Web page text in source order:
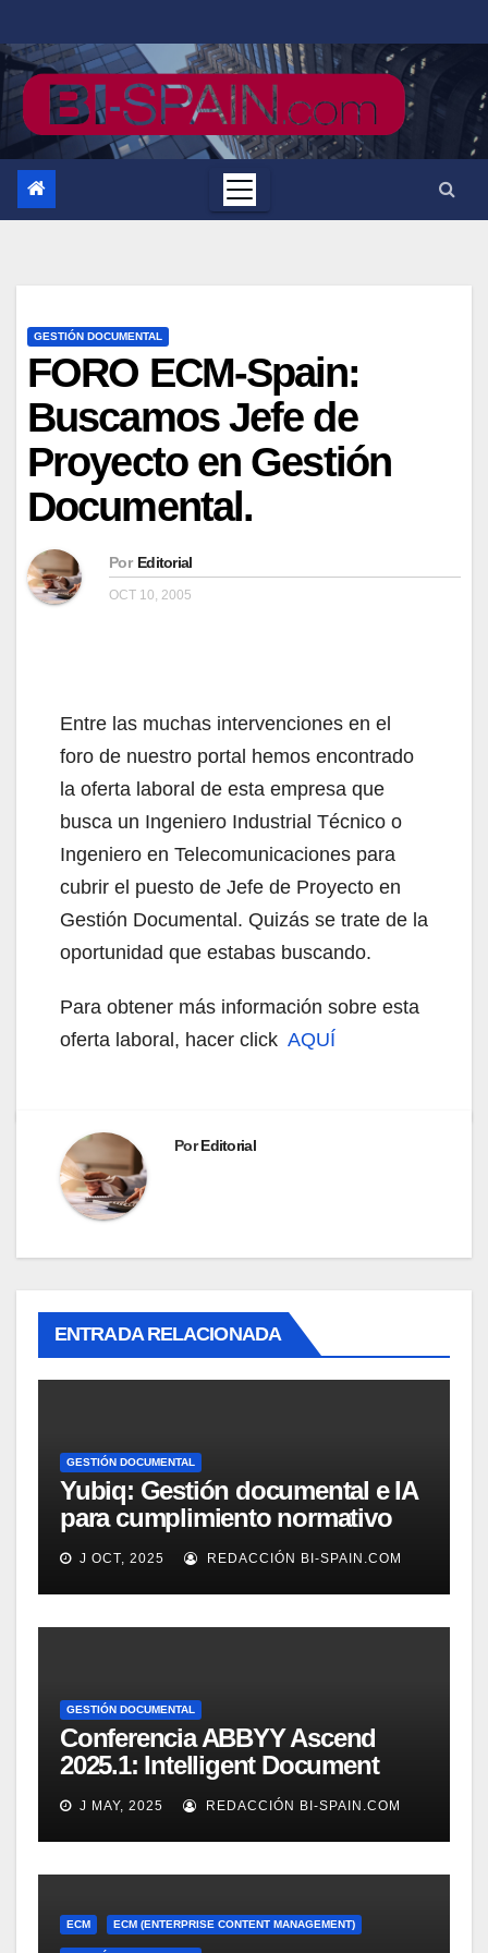
al
contenido
GESTIÓN DOCUMENTAL
FORO ECM-Spain:
Buscamos Jefe de
Proyecto en Gestión
Documental.
Por Editorial
OCT 10, 2005
Entre las muchas intervenciones en el
foro de nuestro portal hemos encontrado
la oferta laboral de esta empresa que
busca un Ingeniero Industrial Técnico o
Ingeniero en Telecomunicaciones para
cubrir el puesto de Jefe de Proyecto en
Gestión Documental. Quizás se trate de la
oportunidad que estabas buscando.
Para obtener más información sobre esta
oferta laboral, hacer click AQUÍ
PorEditorial
ENTRADA RELACIONADA
GESTIÓN DOCUMENTAL
Yubiq: Gestión documental e IA
para cumplimiento normativo
(Demo)
J OCT, 2025 REDACCIÓN BI-SPAIN.COM
GESTIÓN DOCUMENTAL
Conferencia ABBYY Ascend
2025.1: Intelligent Document
Processing a tope
J MAY, 2025 REDACCIÓN BI-SPAIN.COM
ECM ECM (ENTERPRISE CONTENT MANAGEMENT)